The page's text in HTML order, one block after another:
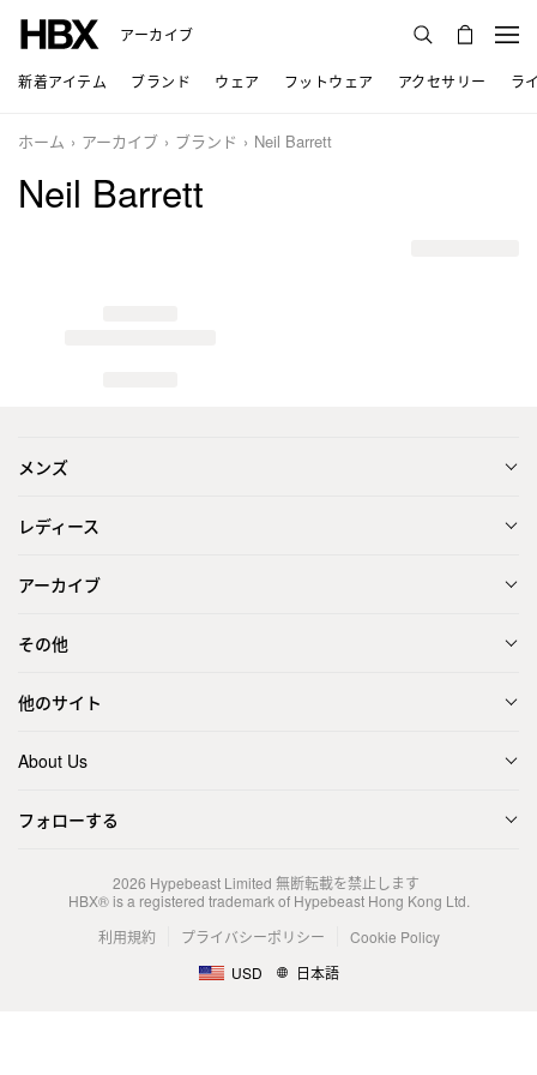
アーカイブ
新着アイテム ブランド ウェア フットウェア アクセサリー ラ
ホーム アーカイブ ブランド Neil Barrett
Neil Barrett
メンズ
レディース
アーカイブ
その他
他のサイト
About Us
フォローする
2026 Hypebeast Limited 無断転載を禁止します
HBX® is a registered trademark of Hypebeast Hong Kong Ltd.
利用規約
プライバシーポリシー
Cookie Policy
USD
日本語